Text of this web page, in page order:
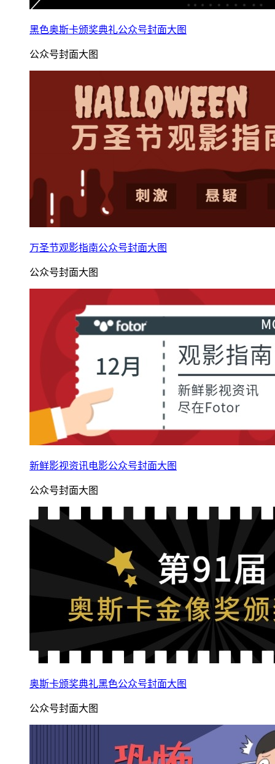
黑色奥斯卡颁奖典礼公众号封面大图
公众号封面大图
万圣节观影指南公众号封面大图
公众号封面大图
新鲜影视资讯电影公众号封面大图
公众号封面大图
奥斯卡颁奖典礼黑色公众号封面大图
公众号封面大图